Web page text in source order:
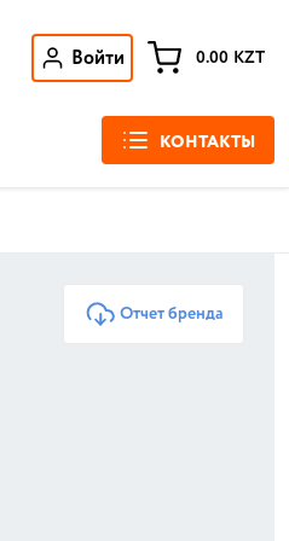
Войти 0.00 KZT
КОНТАКТЫ
Отчет бренда